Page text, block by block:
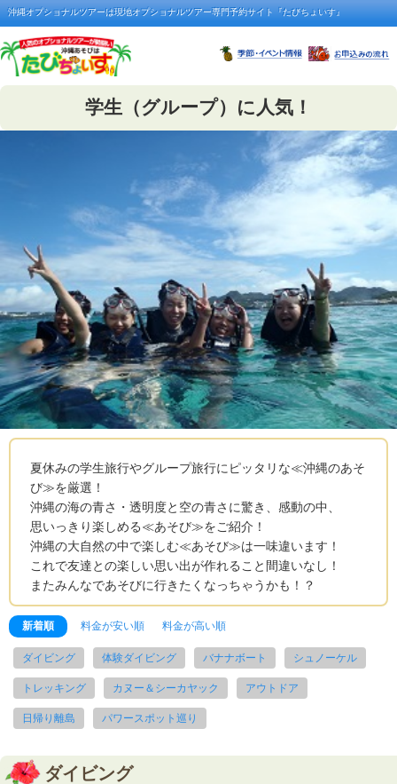
沖縄オプショナルツアーは現地オプショナルツアー専門予約サイト『たびちょいす』
学生（グループ）に人気！
夏休みの学生旅行やグループ旅行にピッタリな≪沖縄のあそ
び≫を厳選！
沖縄の海の青さ・透明度と空の青さに驚き、感動の中、
思いっきり楽しめる≪あそび≫をご紹介！
沖縄の大自然の中で楽しむ≪あそび≫は一味違います！
これで友達との楽しい思い出が作れること間違いなし！
またみんなであそびに行きたくなっちゃうかも！？
新着順 料金が安い順 料金が高い順
ダイビング 体験ダイビング バナナボート シュノーケル
トレッキング カヌー＆シーカヤック アウトドア
日帰り離島 パワースポット巡り
ダイビング